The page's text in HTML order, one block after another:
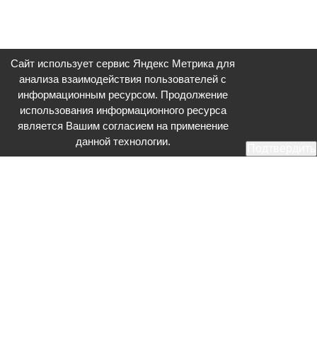
Сайт использует сервис Яндекс Метрика для
анализа взаимодействия пользователей с
информационным ресурсом. Продолжение
использования информационного ресурса
является Вашим согласием на применение
данной технологии.